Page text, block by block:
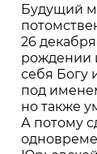
Будущий
26
рождении
себя Богу
под
но также
А потому